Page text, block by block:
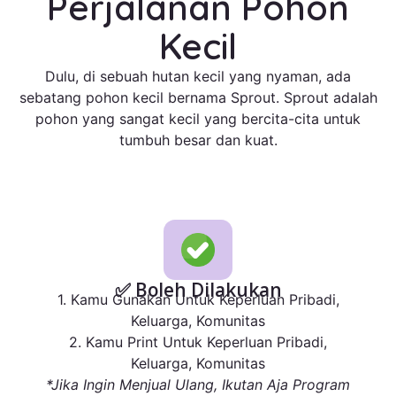
Kecil
Dulu, di sebuah hutan kecil yang nyaman, ada
sebatang pohon kecil bernama Sprout. Sprout adalah
pohon yang sangat kecil yang bercita-cita untuk
tumbuh besar dan kuat.
✅ Boleh Dilakukan
1. Kamu Gunakan Untuk Keperluan Pribadi,
Keluarga, Komunitas
2. Kamu Print Untuk Keperluan Pribadi,
Keluarga, Komunitas
*Jika Ingin Menjual Ulang, Ikutan Aja Program